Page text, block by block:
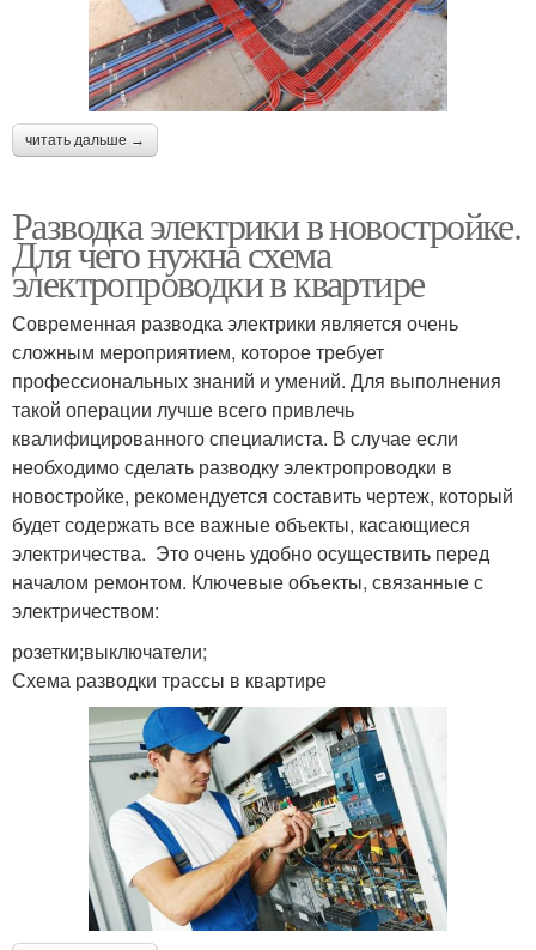
читать дальше →
Разводка электрики в новостройке.
Для чего нужна схема
электропроводки в квартире
Современная разводка электрики является очень
сложным мероприятием, которое требует
профессиональных знаний и умений. Для выполнения
такой операции лучше всего привлечь
квалифицированного специалиста. В случае если
необходимо сделать разводку электропроводки в
новостройке, рекомендуется составить чертеж, который
будет содержать все важные объекты, касающиеся
электричества. Это очень удобно осуществить перед
началом ремонтом. Ключевые объекты, связанные с
электричеством:
розетки;выключатели;
Схема разводки трассы в квартире